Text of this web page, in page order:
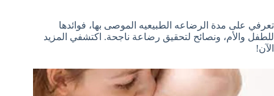
تعرفي على مدة الرضاعه الطبيعيه الموصى بها، فوائدها
للطفل والأم، ونصائح لتحقيق رضاعة ناجحة. اكتشفي المزيد
الآن!